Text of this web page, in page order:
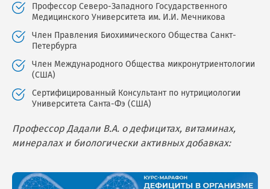
Профессор Северо-Западного Государственного
Медицинского Университета им. И.И. Мечникова
Член Правления Биохимического Общества Санкт-
Петербурга
Член Международного Общества микронутриентологии
(США)
Сертифицированный Консультант по нутрициологии
Университета Санта-Фэ (США)
Профессор Дадали В.А. о дефицитах, витаминах,
минералах и биологически активных добавках: